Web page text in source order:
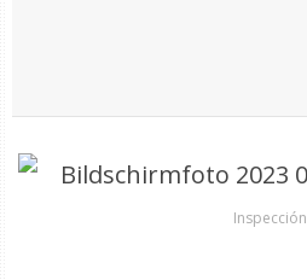
Inspección